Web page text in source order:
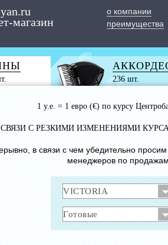
магазин
о компании
преимущества
236 шт.
1 у.е. = 1 евро (€) по курсу
С РЕЗКИМИ ИЗМЕНЕНИЯМИ
в связи с чем убедительно
менеджеров по